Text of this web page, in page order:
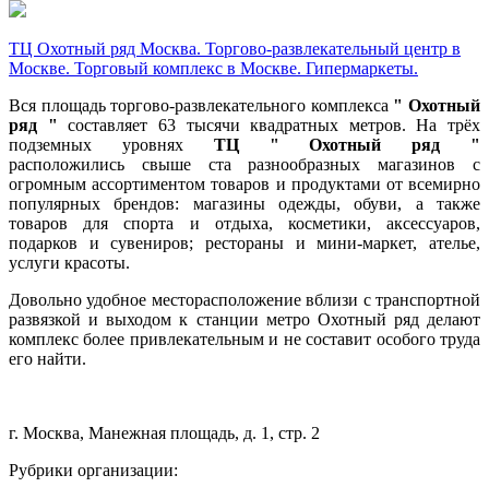
ТЦ Охотный ряд Москва. Торгово-развлекательный центр в
Москве. Торговый комплекс в Москве. Гипермаркеты.
Вся площадь торгово-развлекательного комплекса " Охотный
ряд "составляет 63 тысячи квадратных метров. На трёх
подземных уровнях ТЦ " Охотный ряд "
расположились свыше ста разнообразных магазинов с
огромным ассортиментом товаров и продуктами от всемирно
популярных брендов:
магазины одежды, обуви, а также
товаров для спорта и отдыха, косметики, аксессуаров,
подарков и сувениров; рестораны и мини-маркет, ателье,
услуги красоты.
Довольно удобное месторасположение вблизи с транспортной
развязкой и выходом к станции метро Охотный ряд делают
комплекс более привлекательным и не составит особого труда
его найти.
г. Москва, Манежная площадь, д. 1, стр. 2
Рубрики организации: